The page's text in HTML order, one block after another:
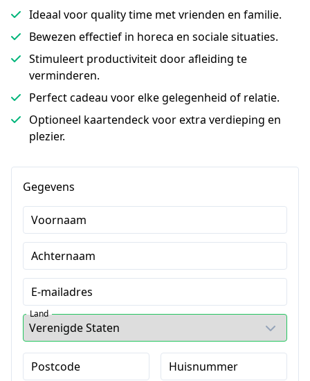
Ideaal voor quality time met vrienden en familie.
Bewezen effectief in horeca en sociale situaties.
Stimuleert productiviteit door afleiding te
verminderen.
Perfect cadeau voor elke gelegenheid of relatie.
Optioneel kaartendeck voor extra verdieping en
plezier.
Gegevens
Voornaam
Achternaam
E-mailadres
Land
Postcode Huisnummer